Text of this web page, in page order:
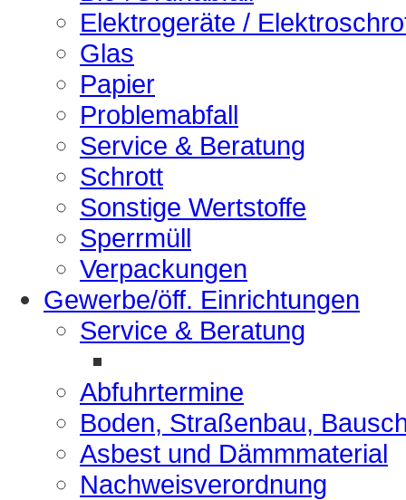
Elektrogeräte /
Glas
Papier
Problemabfall
Service & Beratung
Schrott
Sonstige Wertstoffe
Sperrmüll
Verpackungen
Gewerbe/öff. Einrichtungen
Service & Beratung
Abfuhrtermine
Boden, Straßenbau,
Asbest und Dämmmaterial
Nachweisverordnung